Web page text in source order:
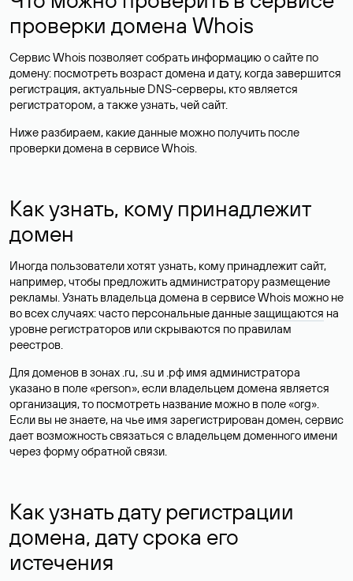
проверки домена Whois
Сервис Whois позволяет собрать информацию о сайте по
домену: посмотреть возраст домена и дату, когда завершится
регистрация, актуальные DNS-серверы, кто является
регистратором, а также узнать, чей сайт.
Ниже разбираем, какие данные можно получить после
проверки домена в сервисе Whois.
Как узнать, кому принадлежит
домен
Иногда пользователи хотят узнать, кому принадлежит сайт,
например, чтобы предложить администратору размещение
рекламы. Узнать владельца домена в сервисе Whois можно не
во всех случаях: часто персональные данныезащищаются на
уровне регистраторов или скрываются по правилам
реестров.
Для доменов в зонах .ru, .su и .рф имя администратора
указано в поле «person», если владельцем домена является
организация, то посмотреть название можно в поле «org».
Если вы не знаете, на чье имя зарегистрирован домен, сервис
дает возможность связаться с владельцем доменного имени
через форму обратной связи.
Как узнать дату регистрации
домена, дату срока его
истечения